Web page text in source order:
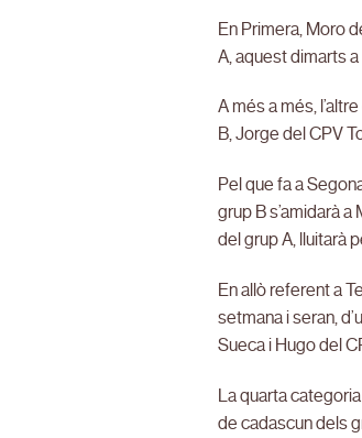
En Primera, Moro
A, aquest dimarts
A més a més,
B, Jorge del CPV
Pel que fa a
grup B s’amidarà a
del grup A, lluitarà
En allò referent a
setmana i seran,
Sueca i Hugo del
La quarta
de cadascun dels